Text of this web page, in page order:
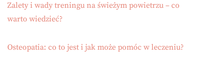
Zalety i wady treningu na świeżym powietrzu – co
warto wiedzieć?
Osteopatia: co to jest i jak może pomóc w leczeniu?